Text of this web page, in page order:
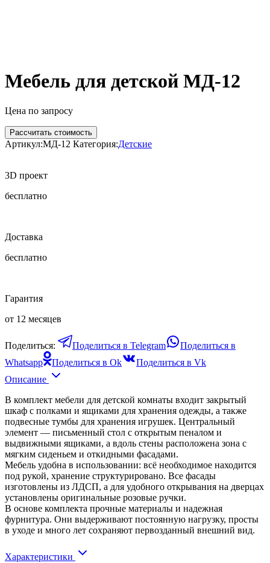
Мебель для детской МД-12
Цена по запросу
Рассчитать стоимость
Артикул:МД-12 Категория:Детские
3D проект
бесплатно
Доставка
бесплатно
Гарантия
от 12 месяцев
Поделиться: Поделиться в Telegram
Поделиться в
Whatsapp
Поделиться в Ok
Поделиться в Vk
Описание
В комплект мебели для детской комнаты входит закрытый
шкаф с полками и ящиками для хранения одежды, а также
подвесные тумбы для хранения игрушек. Центральный
элемент — письменный стол с открытым пеналом и
выдвижными ящиками, а вдоль стены расположена зона с
мягким сиденьем и откидными фасадами.
Мебель удобна в использовании: всё необходимое находится
под рукой, хранение структурировано. Все фасады
изготовлены из ЛДСП, а для удобного открывания на дверцах
установлены оригинальные розовые ручки.
В основе комплекта прочные материалы и надежная
фурнитура. Они выдерживают постоянную нагрузку, просты
в уходе и много лет сохраняют первозданный внешний вид.
Характеристики